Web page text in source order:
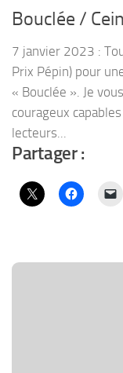
Bouclée /
7 janvier 2023 :
Prix Pépin) pour
« Bouclée ». Je
courageux
lecteurs...
Partager :